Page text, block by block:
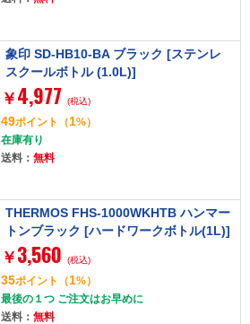
象印 SD-HB10-BA ブラック [ステンレ
スクールボトル (1.0L)]
￥ 4,977 (税込)
49ポイント （1%）
在庫有り
送料： 無料
THERMOS FHS-1000WKHTB ハンマー
トンブラック [ハードワークボトル(1L)]
￥ 3,560 (税込)
35ポイント （1%）
最後の１つ ご注文はお早めに
送料： 無料